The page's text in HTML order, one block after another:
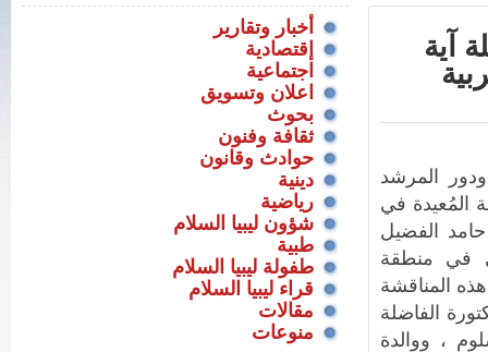
أخبار وتقارير
إقتصادية
اجتماعية
اعلان وتسويق
بحوث
ثقافة وفنون
حوادث وقانون
دينية
رياضية
شؤون ليبيا السلام
طبية
طفولة ليبيا السلام
قراء ليبيا السلام
مقالات
منوعات
آية
المرشد
المُعيدة في
حامد الفضيل
في منطقة
المناقشة
الفاضلة
، ووالدة